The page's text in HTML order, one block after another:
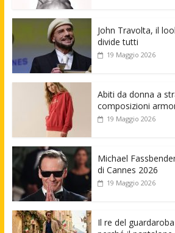
John Travolta, il
divide tutti
19 Maggio 2026
Abiti da donna a
composizioni
19 Maggio 2026
Michael
di Cannes 2026
19 Maggio 2026
Il re del